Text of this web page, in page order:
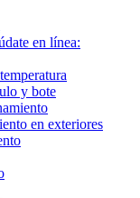
en línea:
y bote
en exteriores